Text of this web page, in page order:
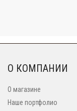
О КОМПАНИИ
О магазине
Наше портфолио